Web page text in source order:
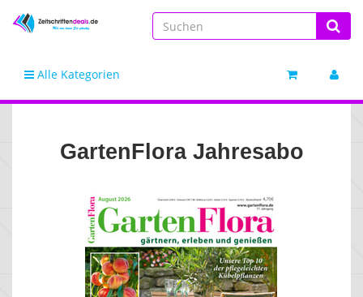
Alle Kategorien
GartenFlora Jahresabo